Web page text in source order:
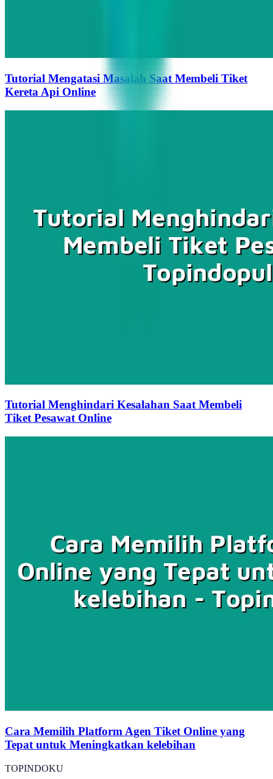
Tutorial Mengatasi Masalah Saat Membeli Tiket
Kereta Api Online
Tutorial Menghindari Kesalahan Saat Membeli
Tiket Pesawat Online
Cara Memilih Platform Agen Tiket Online yang
Tepat untuk Meningkatkan kelebihan
TOPINDOKU